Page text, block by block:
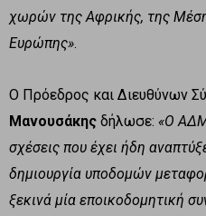
χωρών της Αφρικής, της
Ευρώπης».
Ο Πρόεδρος και Διευθύνων
Μανουσάκης δήλωσε: «Ο
σχέσεις που έχει ήδη
δημιουργία υποδομών
ξεκινά μία εποικοδομητική